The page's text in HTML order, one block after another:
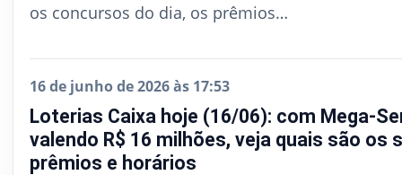
os concursos do dia, os prêmios…
16 de junho de 2026 às 17:53
Loterias Caixa hoje (16/06): com Mega-
valendo R$ 16 milhões, veja quais são os
prêmios e horários